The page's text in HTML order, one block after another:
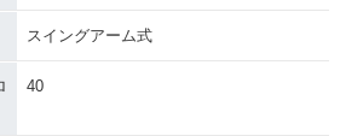
スイングアーム式
40